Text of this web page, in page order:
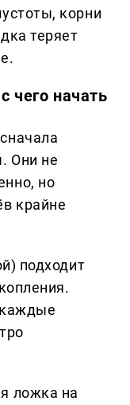
корни
теряет
чего начать
Они не
но
крайне
подходит
каждые
ложка на